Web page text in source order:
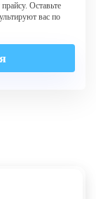
Оставьте
вас по